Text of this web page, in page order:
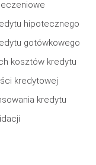
hipotecznego
gotówkowego
kosztów kredytu
kredytowej
kredytu